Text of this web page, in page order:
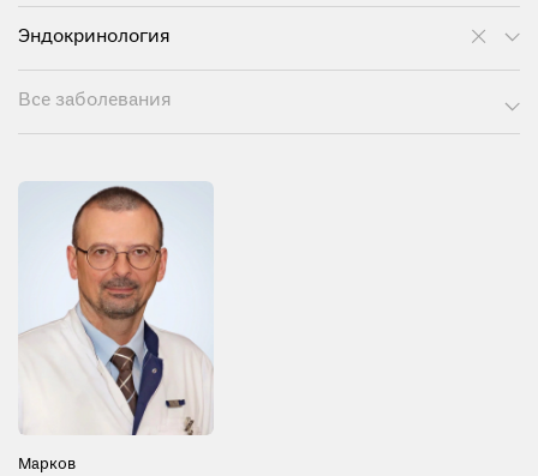
Эндокринология
Все заболевания
Марков